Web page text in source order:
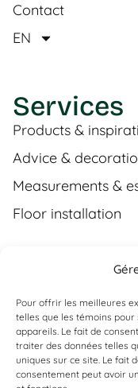
Pour offrir les meilleures
telles que les témoins
appareils. Le fait de
traiter des données telles
uniques sur ce site. Le fait
consentement peut avoir
Contact
EN
Services
Products &
Advice &
Measurements &
Floor installation
Contact
(450) 373-0548
3275 Bd
Can't find